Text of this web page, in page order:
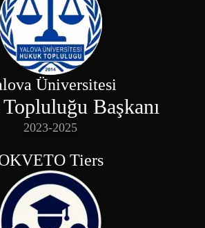
Üniversitesi
Başkanı
2023-2025
Tiers